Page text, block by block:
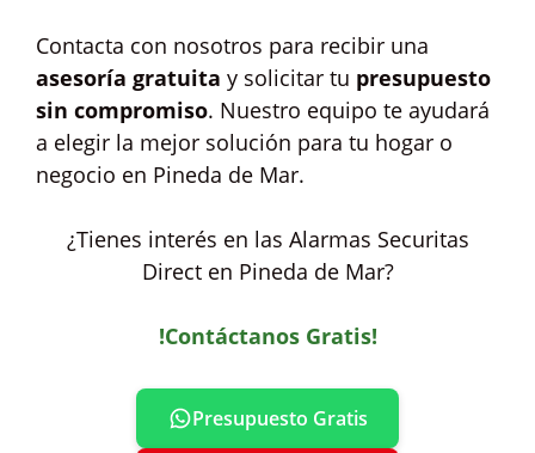
Contacta con nosotros para recibir una
asesoría gratuita y solicitar tu presupuesto
sin compromiso. Nuestro equipo te ayudará
a elegir la mejor solución para tu hogar o
negocio en Pineda de Mar.
¿Tienes interés en las Alarmas Securitas
Direct en Pineda de Mar?
!Contáctanos Gratis!
Presupuesto Gratis